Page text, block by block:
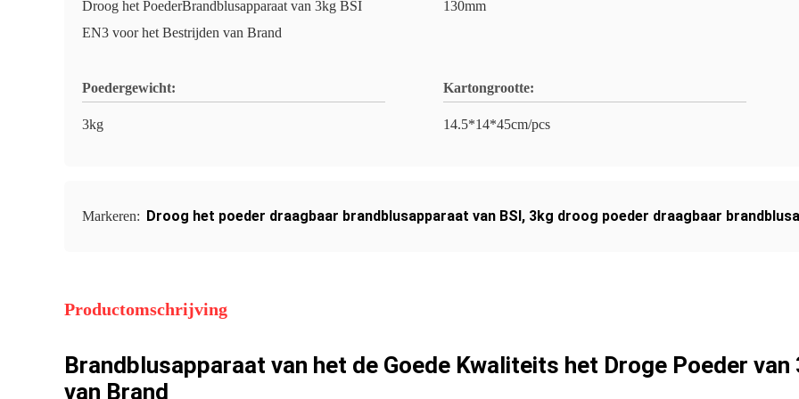
Droog het PoederBrandblusapparaat van 3kg BSI
EN3 voor het Bestrijden van Brand
130mm
Poedergewicht:
3kg
Kartongrootte:
14.5*14*45cm/pcs
Markeren: Droog het poeder draagbaar brandblusapparaat van BSI, 3kg droog poeder draagbaar
Productomschrijving
Brandblusapparaat van het de Goede Kwaliteits het Droge Poeder
van Brand